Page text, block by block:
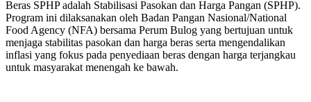
Beras SPHP adalah Stabilisasi Pasokan dan Harga Pangan (SPHP).
Program ini dilaksanakan oleh Badan Pangan Nasional/National
Food Agency (NFA) bersama Perum Bulog yang bertujuan untuk
menjaga stabilitas pasokan dan harga beras serta mengendalikan
inflasi yang fokus pada penyediaan beras dengan harga terjangkau
untuk masyarakat menengah ke bawah.